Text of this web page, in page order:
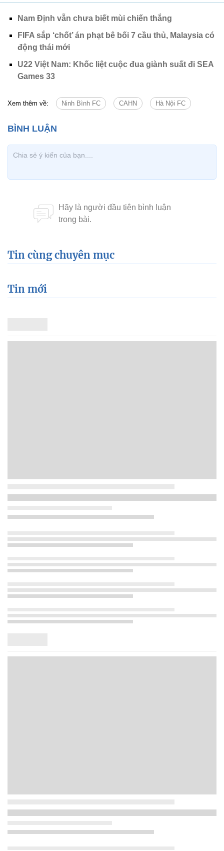
Nam Định vẫn chưa biết mùi chiến thắng
FIFA sắp ‘chốt’ án phạt bê bối 7 cầu thủ, Malaysia có
động thái mới
U22 Việt Nam: Khốc liệt cuộc đua giành suất đi SEA
Games 33
Xem thêm về: Ninh Bình FC CAHN Hà Nội FC
Tin cùng chuyên mục
Tin mới